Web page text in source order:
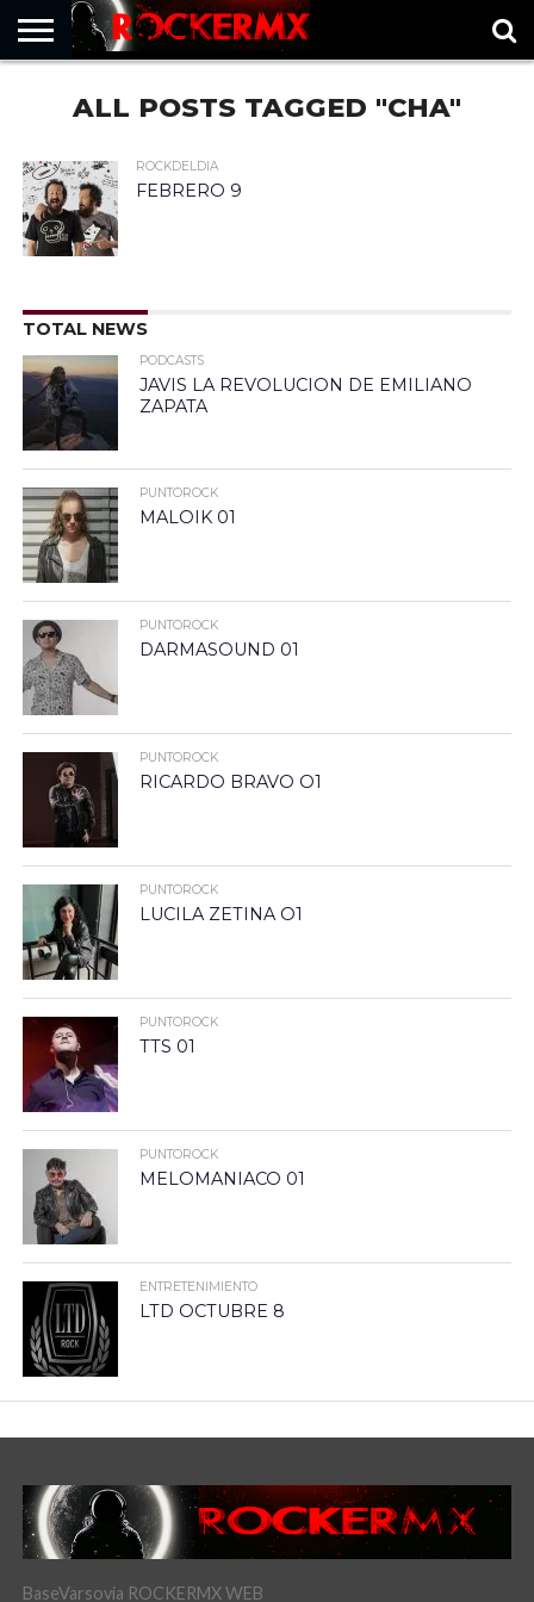
MUSICNEWS
FRAGMENTOS
ROCKERMX
BASEVARSOVIA
PUNTOROCK
ALL POSTS TAGGED "CHA"
ROCKDELDIA
FEBRERO 9
TOTAL NEWS
PODCASTS
JAVIS LA REVOLUCION DE EMILIANO
ZAPATA
PUNTOROCK
MALOIK 01
PUNTOROCK
DARMASOUND 01
PUNTOROCK
RICARDO BRAVO O1
PUNTOROCK
LUCILA ZETINA O1
PUNTOROCK
TTS 01
PUNTOROCK
MELOMANIACO 01
ENTRETENIMIENTO
LTD OCTUBRE 8
BaseVarsovia ROCKERMX WEB